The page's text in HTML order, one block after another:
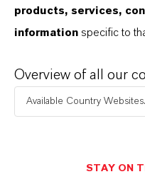
products, services,
information specific to
Overview of all our
Available Country
STAY ON